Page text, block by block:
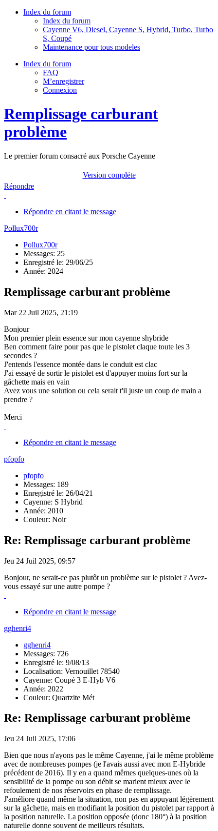
Index du forum
Index du forum
Cayenne V6, Diesel, Cayenne S, Hybrid, Turbo, Turbo
S, Coupé
Maintenance pour tous modeles
Index du forum
FAQ
M’enregistrer
Connexion
Remplissage carburant
problème
Le premier forum consacré aux Porsche Cayenne
Version compléte
Répondre
Répondre en citant le message
Pollux700r
Pollux700r
Messages: 25
Enregistré le: 29/06/25
Année: 2024
Remplissage carburant problème
Mar 22 Juil 2025, 21:19
Bonjour
Mon premier plein essence sur mon cayenne shybride
Ben comment faire pour pas que le pistolet claque toute les 3
secondes ?
J'entends l'essence montée dans le conduit est clac
J'ai essayé de sortir le pistolet est d'appuyer moins fort sur la
gâchette mais en vain
Avez vous une solution ou cela serait t'il juste un coup de main a
prendre ?
Merci
Répondre en citant le message
pfopfo
pfopfo
Messages: 189
Enregistré le: 26/04/21
Cayenne: S Hybrid
Année: 2010
Couleur: Noir
Re: Remplissage carburant problème
Jeu 24 Juil 2025, 09:57
Bonjour, ne serait-ce pas plutôt un problème sur le pistolet ? Avez-
vous essayé sur une autre pompe ?
Répondre en citant le message
gghenri4
gghenri4
Messages: 726
Enregistré le: 9/08/13
Localisation: Vernouillet 78540
Cayenne: Coupé 3 E-Hyb V6
Année: 2022
Couleur: Quartzite Mét
Re: Remplissage carburant problème
Jeu 24 Juil 2025, 17:06
Bien que nous n'ayons pas le même Cayenne, j'ai le même problème
avec de nombreuses pompes (je l'avais aussi avec mon E-Hybride
précédent de 2016). Il y en a quand mêmes quelques-unes où la
sensibilité de la pompe ou son débit se marient mieux avec le
refoulement de nos réservoirs en phase de remplissage.
J'améliore quand même la situation, non pas en appuyant légèrement
sur la gâchette, mais en modifiant la position du pistolet par rapport à
la position naturelle. La position opposée (donc 180°) à la position
naturelle donne souvent de meilleurs résultats.